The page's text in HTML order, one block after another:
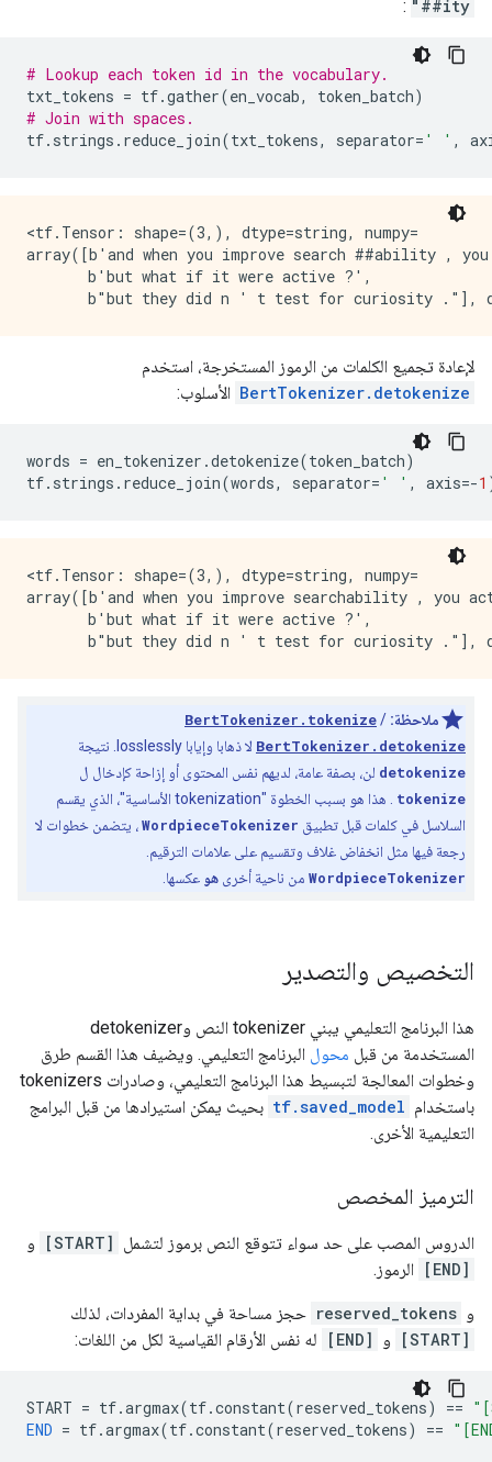
##ity"
:
# Lookup each token id in the vocabulary.
txt_tokens = tf.gather(en_vocab, token_batch)
# Join with spaces.
tf. strings . reduce_join(txt_tokens, separator= ' ' ,
<tf.Tensor: shape=(3,), dtype=string, numpy=
array([b'and when you improve search ##ability ,
       b'but what if it were active ?',
لإعادة تجميع الكلمات من الرموز المستخرجة، استخدم
BertTokenizer.detokenize الأسلوب:
words = en_tokenizer .detokenize(token_batch)
tf. strings . reduce_join(words, separator= ' ' , axis=-1
<tf.Tensor: shape=(3,), dtype=string, numpy=
array([b'and when you improve searchability , you
       b'but what if it were active ?',
ملاحظة: BertTokenizer.tokenize/
BertTokenizer.detokenize لا ذهابا وإيابا losslessly. نتيجة
detokenize لن، بصفة عامة، لديهم نفس المحتوى أو إزاحة كإدخال ل
tokenize
. هذا هو بسبب الخطوة "tokenization الأساسية"، الذي يقسم
السلاسل في كلمات قبل تطبيق WordpieceTokenizer، يتضمن خطوات لا
رجعة فيها مثل انخفاض غلاف وتقسيم على علامات الترقيم.
WordpieceTokenizer من ناحية أخرى هو عكسها.
التخصيص والتصدير
هذا البرنامج التعليمي يبني tokenizer النص وdetokenizer
المستخدمة من قبل محول البرنامج التعليمي. ويضيف هذا القسم طرق
وخطوات المعالجة لتبسيط هذا البرنامج التعليمي، وصادرات tokenizers
باستخدام tf.saved_model بحيث يمكن استيرادها من قبل البرامج
التعليمية الأخرى.
الترميز المخصص
الدروس المصب على حد سواء تتوقع النص برموز لتشمل [START]
و
[END]
الرموز.
و reserved_tokens حجز مساحة في بداية المفردات، لذلك
[START]
و [END] له نفس الأرقام القياسية لكل من اللغات:
START = tf.argmax(tf.constant(reserved_tokens) ==
END = tf.argmax(tf.constant(reserved_tokens) ==